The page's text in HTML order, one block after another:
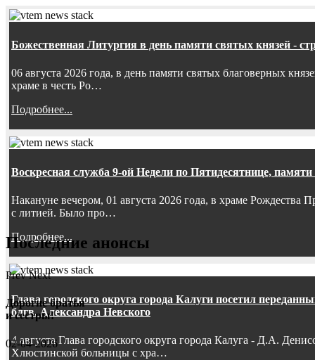
Божественная Литургия в день памяти святых князей -
06 августа 2026 года, в день памяти святых благоверных
храме в честь Ро…
Подробнее...
Воскресная служба 9-ой Недели по Пятидесятнице,
Накануне вечером, 01 августа 2026 года, в храме
с литией. Было про…
Подробнее...
Глава городского округа города Калуги посетил
блгв. Александра Невского
4 августа Глава городского округа города Калуга - Д.А.
Хлюстинской больницы с хра…
Последние анонсы
Prev Next
Дорогие братья
и сестры!
02-04-2026